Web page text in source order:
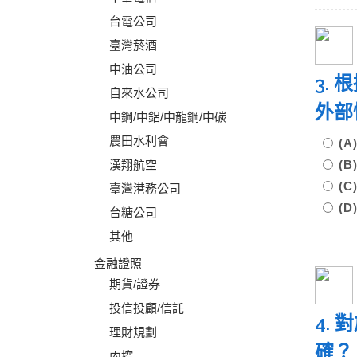
台電公司
臺灣菸酒
中油公司
自來水公司
中鋼/中鋁/中龍鋼/中碳
農田水利會
漢翔航空
臺灣港務公司
台糖公司
其他
金融證照
期貨/證券
投信投顧/信託
理財規劃
3.
外
4.
確